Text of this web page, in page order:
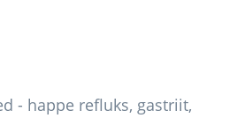
- happe refluks, gastriit,